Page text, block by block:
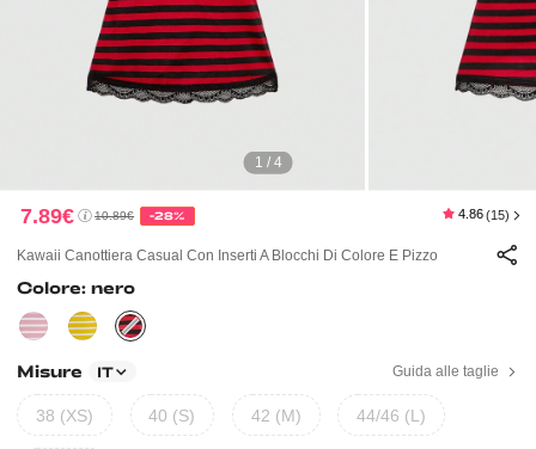
1 / 4
7.89€ 10.89€ -28% 4.86 (15)
Kawaii Canottiera Casual Con Inserti A Blocchi Di Colore E Pizzo
Colore: nero
Misure IT Guida alle taglie
38 (XS) 40 (S) 42 (M) 44/46 (L)